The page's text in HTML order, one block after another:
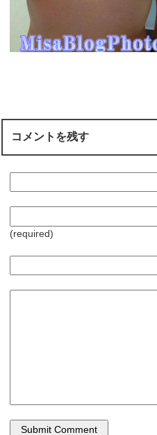
コメントを残す
(required)